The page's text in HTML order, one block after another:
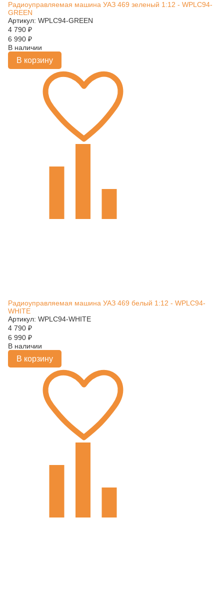
Радиоуправляемая машина УАЗ 469 зеленый 1:12 - WPLC94-
GREEN
Артикул: WPLC94-GREEN
4 790 ₽
6 990 ₽
В наличии
В корзину
Радиоуправляемая машина УАЗ 469 белый 1:12 - WPLC94-
WHITE
Артикул: WPLC94-WHITE
4 790 ₽
6 990 ₽
В наличии
В корзину